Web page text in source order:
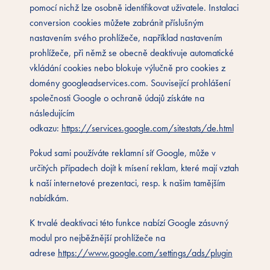
pomocí nichž lze osobně identifikovat uživatele. Instalaci
conversion cookies můžete zabránit příslušným
nastavením svého prohlížeče, například nastavením
prohlížeče, při němž se obecně deaktivuje automatické
vkládání cookies nebo blokuje výlučně pro cookies z
domény googleadservices.com. Související prohlášení
společnosti Google o ochraně údajů získáte na
následujícím
odkazu: https://services.google.com/sitestats/de.html
Pokud sami používáte reklamní síť Google, může v
určitých případech dojít k mísení reklam, které mají vztah
k naší internetové prezentaci, resp. k našim tamějším
nabídkám.
K trvalé deaktivaci této funkce nabízí Google zásuvný
modul pro nejběžnější prohlížeče na
adrese https://www.google.com/settings/ads/plugin